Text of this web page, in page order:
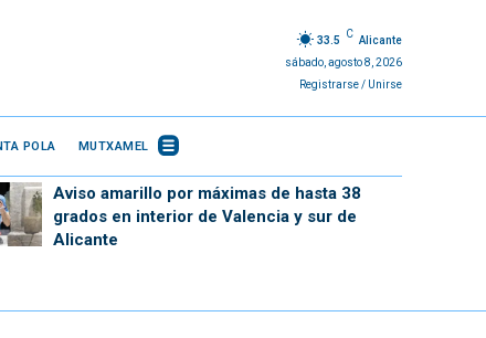
33.5
C
Alicante
sábado, agosto 8, 2026
Registrarse / Unirse
POLA MUTXAMEL
Aviso amarillo por máximas de hasta 38
grados en interior de Valencia y sur de
Alicante